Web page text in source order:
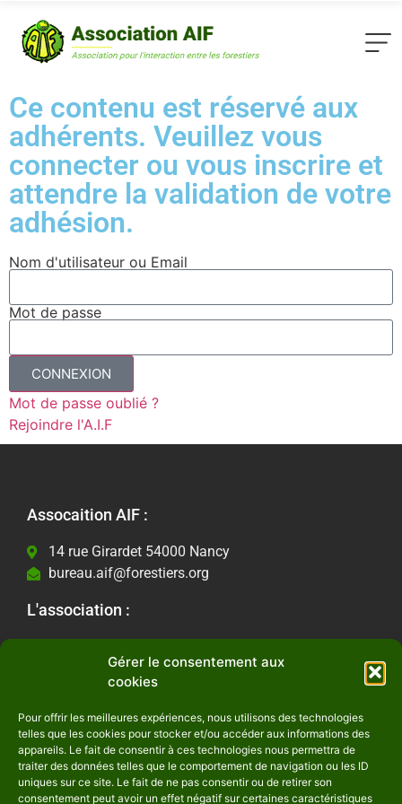
Gérer le consentement aux
cookies
Pour offrir les meilleures expériences, nous utilisons des technologies
telles que les cookies pour stocker et/ou accéder aux informations des
appareils. Le fait de consentir à ces technologies nous permettra de
traiter des données telles que le comportement de navigation ou les ID
uniques sur ce site. Le fait de ne pas consentir ou de retirer son
consentement peut avoir un effet négatif sur certaines caractéristiques
Ce contenu est réservé aux
adhérents. Veuillez vous
connecter ou vous inscrire et
attendre la validation de votre
adhésion.
Nom d'utilisateur ou Email
Mot de passe
CONNEXION
Mot de passe oublié ?
Rejoindre l'A.I.F
Assocaition AIF :
14 rue Girardet 54000 Nancy
bureau.aif@forestiers.org
L'association :
Contactez-nous
Mentions Légales
Politique de confidentialité